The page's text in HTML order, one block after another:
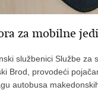
za mobilne
službenici Službe
Brod, provodeći
autobusa